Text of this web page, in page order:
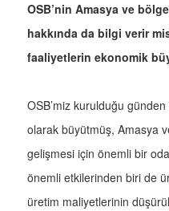
OSB’nin Amasya ve
hakkında da bilgi verir
faaliyetlerin ekonomik
OSB’miz kurulduğu
olarak büyütmüş, Amasya
gelişmesi için önemli bir
önemli etkilerinden biri de
üretim maliyetlerinin